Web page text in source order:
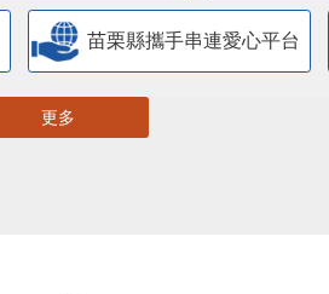
苗栗縣攜手串連愛心平台
更多